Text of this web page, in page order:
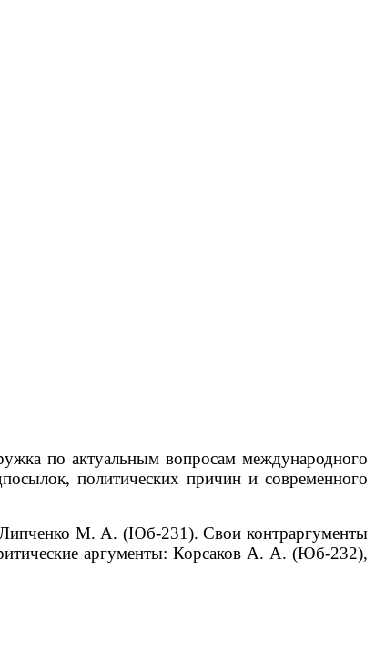
по актуальным вопросам международного
политических причин и современного
Липченко М. А. (Юб-231).Свои контраргументы
аргументы: Корсаков А. А. (Юб-232),